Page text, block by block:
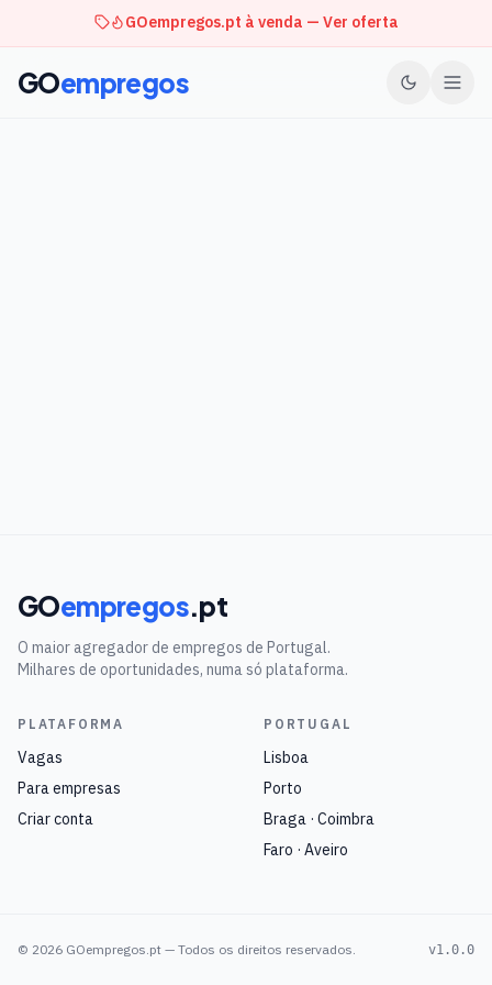
GOempregos.pt à venda — Ver oferta
GOempregos
GOempregos.pt
O maior agregador de empregos de Portugal.
Milhares de oportunidades, numa só plataforma.
PLATAFORMA
Vagas
Para empresas
Criar conta
PORTUGAL
Lisboa
Porto
Braga · Coimbra
Faro · Aveiro
© 2026 GOempregos.pt — Todos os direitos reservados. v1.0.0